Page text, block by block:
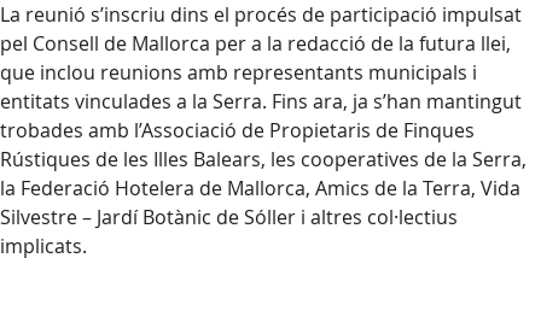
La reunió s’inscriu dins el procés de participació impulsat
pel Consell de Mallorca per a la redacció de la futura llei,
que inclou reunions amb representants municipals i
entitats vinculades a la Serra. Fins ara, ja s’han mantingut
trobades amb l’Associació de Propietaris de Finques
Rústiques de les Illes Balears, les cooperatives de la Serra,
la Federació Hotelera de Mallorca, Amics de la Terra, Vida
Silvestre – Jardí Botànic de Sóller i altres col·lectius
implicats.